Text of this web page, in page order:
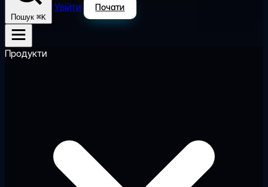
Пошук ⌘K
Увійти Почати
Продукти